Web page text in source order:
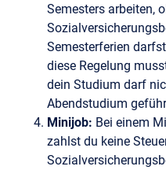
Semesters arbeiten,
Semesterferien
diese Regelung
dein Studium darf
Abendstudium
Minijob: Bei einem
zahlst du keine